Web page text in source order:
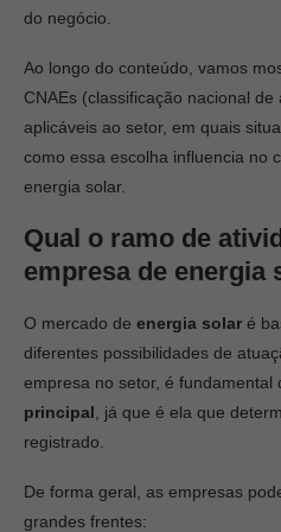
do negócio.
Ao longo do conteúdo, vamos
CNAEs (classificação nacional
aplicáveis ao setor, em quais
como essa escolha influencia no
energia solar.
Qual o ramo de
empresa de energia
O mercado de energia solar é
diferentes possibilidades de
empresa no setor, é fundamental
principal , já que é ela que
registrado.
De forma geral, as empresas
grandes frentes: